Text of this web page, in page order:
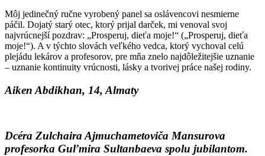
Môj jedinečný ručne vyrobený panel sa oslávencovi nesmierne
páčil. Dojatý starý otec, ktorý prijal darček, mi venoval svoj
najvrúcnejší pozdrav: „Prosperuj, dieťa moje!“ („Prosperuj, dieťa
moje!“). A v týchto slovách veľkého vedca, ktorý vychoval celú
plejádu lekárov a profesorov, pre mňa znelo najdôležitejšie uznanie
– uznanie kontinuity vrúcnosti, lásky a tvorivej práce našej rodiny.
Aiken Abdikhan, 14, Almaty
Dcéra Zulchaira Ajmuchametoviča Mansurova
profesorka Guľmira Sultanbaeva spolu jubilantom.